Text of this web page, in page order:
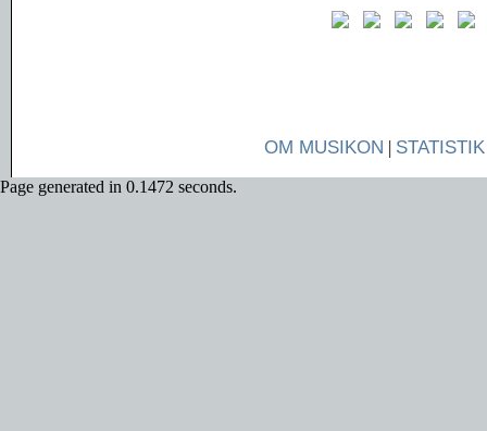
OM MUSIKON | STATISTIK
Page generated in 0.1472 seconds.